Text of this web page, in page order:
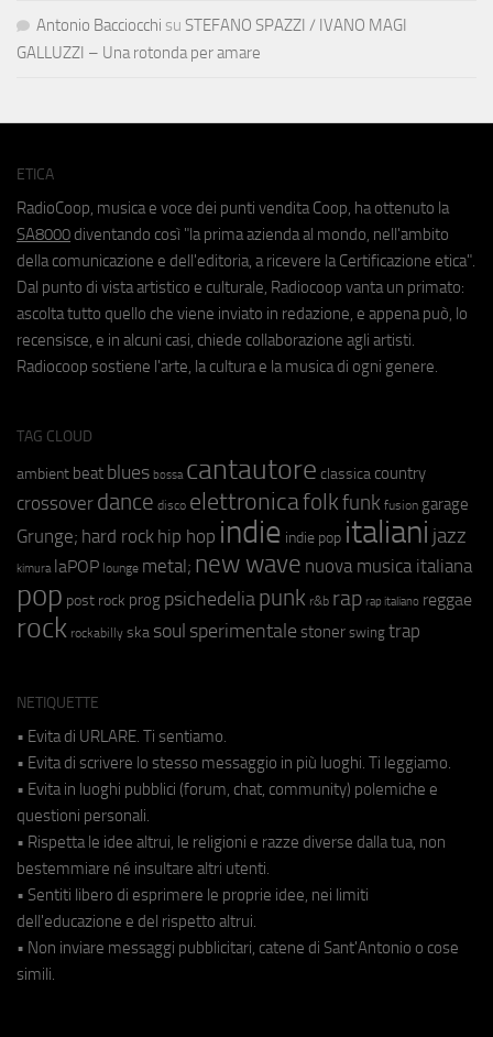
Antonio Bacciocchi su STEFANO SPAZZI / IVANO MAGI
GALLUZZI – Una rotonda per amare
ETICA
RadioCoop, musica e voce dei punti vendita Coop, ha ottenuto la
SA8000 diventando così "la prima azienda al mondo, nell'ambito
della comunicazione e dell'editoria, a ricevere la Certificazione etica".
Dal punto di vista artistico e culturale, Radiocoop vanta un primato:
ascolta tutto quello che viene inviato in redazione, e appena può, lo
recensisce, e in alcuni casi, chiede collaborazione agli artisti.
Radiocoop sostiene l'arte, la cultura e la musica di ogni genere.
TAG CLOUD
ambient beat blues bossa cantautore classica country
crossover dance disco elettronicafolkfunk fusion garage
Grunge; hard rock hip hop indie indie pop italiani jazz
kimura laPOP lounge metal; new wave nuova musica italiana
pop post rock prog psichedeliapunk r&b rap rap italiano reggae
rock rockabilly ska soul sperimentale stoner swing trap
NETIQUETTE
• Evita di URLARE. Ti sentiamo.
• Evita di scrivere lo stesso messaggio in più luoghi. Ti leggiamo.
• Evita in luoghi pubblici (forum, chat, community) polemiche e
questioni personali.
• Rispetta le idee altrui, le religioni e razze diverse dalla tua, non
bestemmiare né insultare altri utenti.
• Sentiti libero di esprimere le proprie idee, nei limiti
dell'educazione e del rispetto altrui.
• Non inviare messaggi pubblicitari, catene di Sant'Antonio o cose
simili.